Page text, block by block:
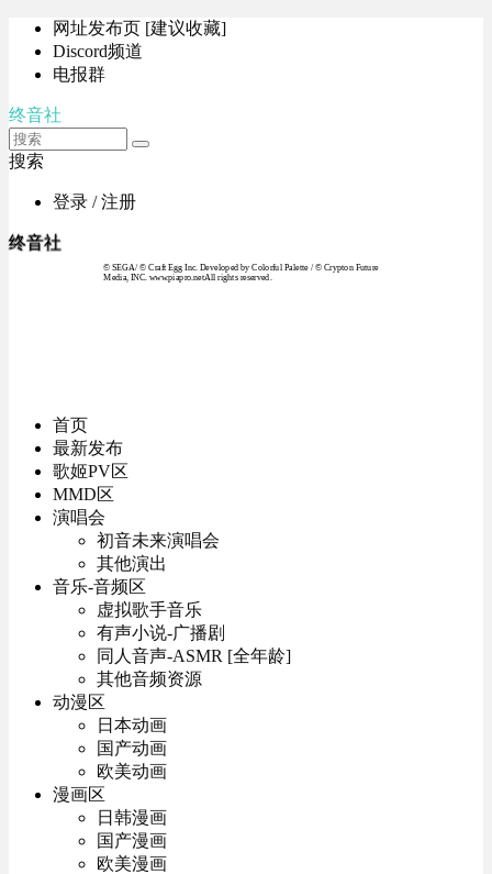
网址发布页 [建议收藏]
Discord频道
电报群
终音社
搜索
登录 / 注册
终音社
© SEGA / © Craft Egg Inc. Developed by Colorful Palette / © Crypton Future
Media, INC. www.piapro.netAll rights reserved.
首页
最新发布
歌姬PV区
MMD区
演唱会
初音未来演唱会
其他演出
音乐-音频区
虚拟歌手音乐
有声小说-广播剧
同人音声-ASMR [全年龄]
其他音频资源
动漫区
日本动画
国产动画
欧美动画
漫画区
日韩漫画
国产漫画
欧美漫画